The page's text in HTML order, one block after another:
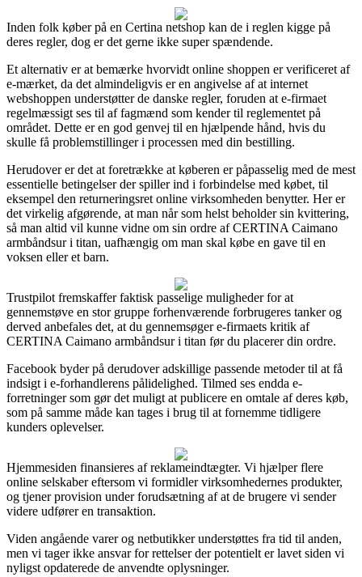
Inden folk køber på en Certina netshop kan de i reglen kigge på
deres regler, dog er det gerne ikke super spændende.
Et alternativ er at bemærke hvorvidt online shoppen er verificeret af
e-mærket, da det almindeligvis er en angivelse af at internet
webshoppen understøtter de danske regler, foruden at e-firmaet
regelmæssigt ses til af fagmænd som kender til reglementet på
området. Dette er en god genvej til en hjælpende hånd, hvis du
skulle få problemstillinger i processen med din bestilling.
Herudover er det at foretrække at køberen er påpasselig med de mest
essentielle betingelser der spiller ind i forbindelse med købet, til
eksempel den returneringsret online virksomheden benytter. Her er
det virkelig afgørende, at man når som helst beholder sin kvittering,
så man altid vil kunne vidne om sin ordre af CERTINA Caimano
armbåndsur i titan, uafhængig om man skal købe en gave til en
voksen eller et barn.
Trustpilot fremskaffer faktisk passelige muligheder for at
gennemstøve en stor gruppe forhenværende forbrugeres tanker og
derved anbefales det, at du gennemsøger e-firmaets kritik af
CERTINA Caimano armbåndsur i titan før du placerer din ordre.
Facebook byder på derudover adskillige passende metoder til at få
indsigt i e-forhandlerens pålidelighed. Tilmed ses endda e-
forretninger som gør det muligt at publicere en omtale af deres køb,
som på samme måde kan tages i brug til at fornemme tidligere
kunders oplevelser.
Hjemmesiden finansieres af reklameindtægter. Vi hjælper flere
online selskaber eftersom vi formidler virksomhedernes produkter,
og tjener provision under forudsætning af at de brugere vi sender
videre udfører en transaktion.
Viden angående varer og netbutikker understøttes fra tid til anden,
men vi tager ikke ansvar for rettelser der potentielt er lavet siden vi
nyligst opdaterede de anvendte oplysninger.